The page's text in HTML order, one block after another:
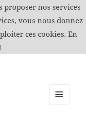
proposer nos services
vous nous donnez
ces cookies. En